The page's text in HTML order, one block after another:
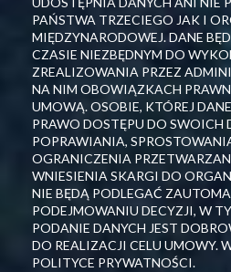
PAŃSTWA TRZECIEGO JAK I
MIĘDZYNARODOWEJ. DANE
CZASIE NIEZBĘDNYM DO
ZREALIZOWANIA PRZEZ
NA NIM OBOWIĄZKACH
UMOWĄ. OSOBIE, KTÓREJ
PRAWO DOSTĘPU DO SWOICH
POPRAWIANIA,
OGRANICZENIA
WNIESIENIA SKARGI DO
NIE BĘDĄ PODLEGAĆ
PODEJMOWANIU DECYZJI, W
PODANIE DANYCH JEST
DO REALIZACJI CELU UMOWY.
POLITYCE PRYWATNOŚCI.